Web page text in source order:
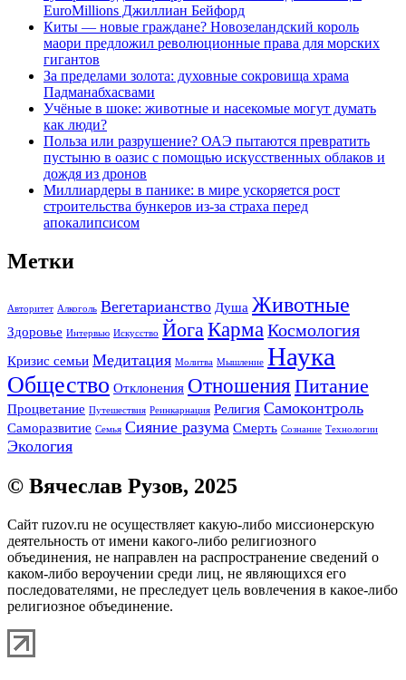
EuroMillions Джиллиан Бейфорд
Киты — новые граждане? Новозеландский король
маори предложил революционные права для морских
гигантов
За пределами золота: духовные сокровища храма
Падманабхасвами
Учёные в шоке: животные и насекомые могут думать
как люди?
Польза или разрушение? ОАЭ пытаются превратить
пустыню в оазис с помощью искусственных облаков и
дождя из дронов
Миллиардеры в панике: в мире ускоряется рост
строительства бункеров из-за страха перед
апокалипсисом
Метки
Авторитет Алкоголь Вегетарианство Душа Животные
Здоровье Интервью Искусство ЙогаКарма Космология
Кризис семьи Медитация Молитва Мышление Наука
Общество Отклонения Отношения Питание
Процветание Путешествия Реинкарнация Религия Самоконтроль
Саморазвитие Семья Сияние разума Смерть Сознание Технологии
Экология
© Вячеслав Рузов, 2025
Сайт ruzov.ru не осуществляет какую-либо миссионерскую
деятельность от имени какого-либо религиозного
объединения, не направлен на распространение сведений о
каком-либо вероучении среди лиц, не являющихся его
последователями, не преследует цель вовлечения в какое-либо
религиозное объединение.